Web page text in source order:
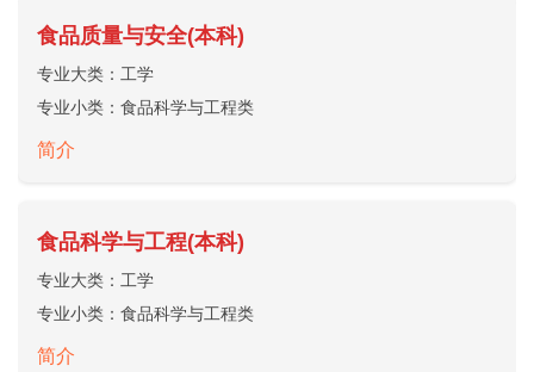
食品质量与安全(本科)
专业大类： 工学
专业小类： 食品科学与工程类
简介
食品科学与工程(本科)
专业大类： 工学
专业小类： 食品科学与工程类
简介